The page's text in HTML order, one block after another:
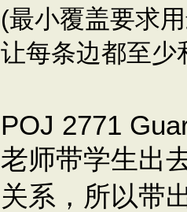
(最小覆盖要求
让每条边都至少
POJ 2771
老师带学生出
关系，所以带